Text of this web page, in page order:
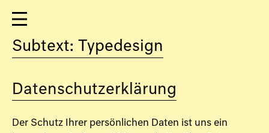
Subtext: Typedesign
Datenschutzerklärung
Der Schutz Ihrer persönlichen Daten ist uns ein